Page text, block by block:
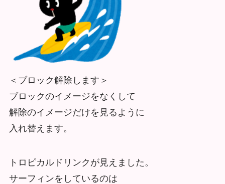
＜ブロック解除します＞
ブロックのイメージをなくして
解除のイメージだけを見るように
入れ替えます。
トロピカルドリンクが見えました。
サーフィンをしているのは